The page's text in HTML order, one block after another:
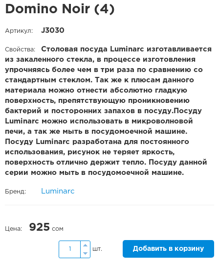
Domino Noir (4)
Артикул: J3030
Свойства:
Столовая посуда Luminarc изготавливается
из закаленного стекла, в процессе изготовления
упрочняясь более чем в три раза по сравнению со
стандартным стеклом. Так же к плюсам данного
материала можно отнести абсолютно гладкую
поверхность, препятствующую проникновению
бактерий и посторонних запахов в посуду.Посуду
Luminarc можно использовать в микроволновой
печи, а так же мыть в посудомоечной машине.
Посуду Luminarc разработана для постоянного
использования, рисунок не теряет яркость,
поверхность отлично держит тепло. Посуду данной
серии можно мыть в посудомоечной машине.
Бренд: Luminarc
Цена: 925 сом
шт. Добавить в корзину